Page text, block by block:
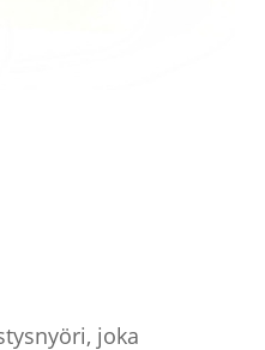
joka